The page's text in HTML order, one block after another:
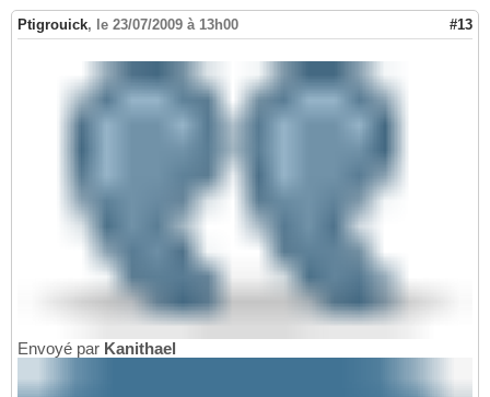
Ptigrouick, le 23/07/2009 à 13h00 #13
Envoyé par Kanithael